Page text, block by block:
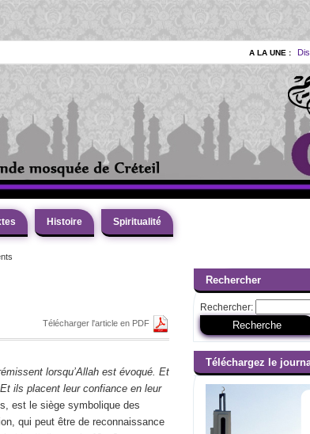
A LA UNE :
Le Coran, la
A LA UNE :
A LA UNE : La
A LA UNE : Les
A LA UNE : Comprendre La Sounnah à la
A LA UNE : La consécration
A LA UNE :
A LA UNE : L’Islam et
A LA UNE : Al ihsan ou l’excellence
A LA UNE : Entre ‘salafisme’ et ‘soufisme’, chez Ibn Taymiya, Ibn al
A LA UNE : La loyauté
A LA UNE : Les
A LA UNE : Jésus fils de Marie [‘Issa
Histoire Spiritualité
Télécharger l'article en PDF
lorsqu’Allah est évoqué. Et
ils placent leur confiance en leur
est le siège symbolique des
qui peut être de reconnaissance
Rechercher
Rechercher:
Téléchargez le